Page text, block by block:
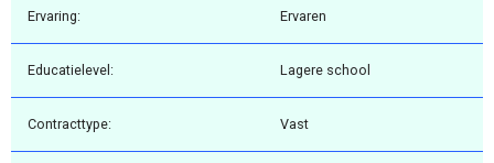
Ervaring: Ervaren
Educatielevel: Lagere school
Contracttype: Vast